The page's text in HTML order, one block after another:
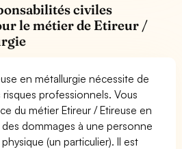
civiles
le métier de Etireur /
en métallurgie nécessite de
professionnels. Vous
du métier Etireur / Etireuse en
dommages à une personne
(un particulier). Il est